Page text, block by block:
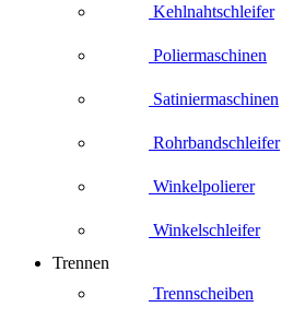
Kehlnahtschleifer
Poliermaschinen
Satiniermaschinen
Rohrbandschleifer
Winkelpolierer
Winkelschleifer
Trennen
Trennscheiben